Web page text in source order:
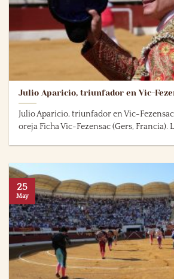
Julio Aparicio, triunfador en Vic-
Julio Aparicio, triunfador en Vic-Fezensac
oreja Ficha Vic-Fezensac (Gers, Francia).
25
May